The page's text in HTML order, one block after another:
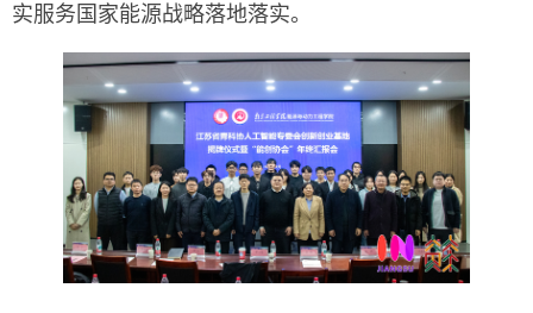
实服务国家能源战略落地落实。